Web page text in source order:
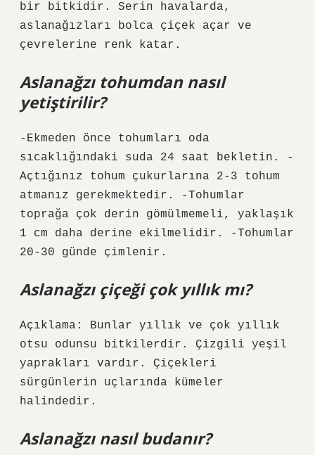
bir bitkidir. Serin havalarda,
aslanağızları bolca çiçek açar ve
çevrelerine renk katar.
Aslanağzı tohumdan nasıl
yetiştirilir?
-Ekmeden önce tohumları oda
sıcaklığındaki suda 24 saat bekletin. -
Açtığınız tohum çukurlarına 2-3 tohum
atmanız gerekmektedir. -Tohumlar
toprağa çok derin gömülmemeli, yaklaşık
1 cm daha derine ekilmelidir. -Tohumlar
20-30 günde çimlenir.
Aslanağzı çiçeği çok yıllık mı?
Açıklama: Bunlar yıllık ve çok yıllık
otsu odunsu bitkilerdir. Çizgili yeşil
yaprakları vardır. Çiçekleri
sürgünlerin uçlarında kümeler
halindedir.
Aslanağzı nasıl budanır?